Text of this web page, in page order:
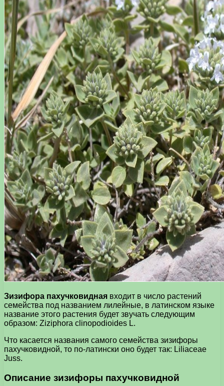
Зизифора пахучковидная входит в число растений
семейства под названием лилейные, в латинском языке
название этого растения будет звучать следующим
образом: Ziziphora clinopodioides L.
Что касается названия самого семейства зизифоры
пахучковидной, то по-латински оно будет так: Liliaceae
Juss.
Описание зизифоры пахучковидной